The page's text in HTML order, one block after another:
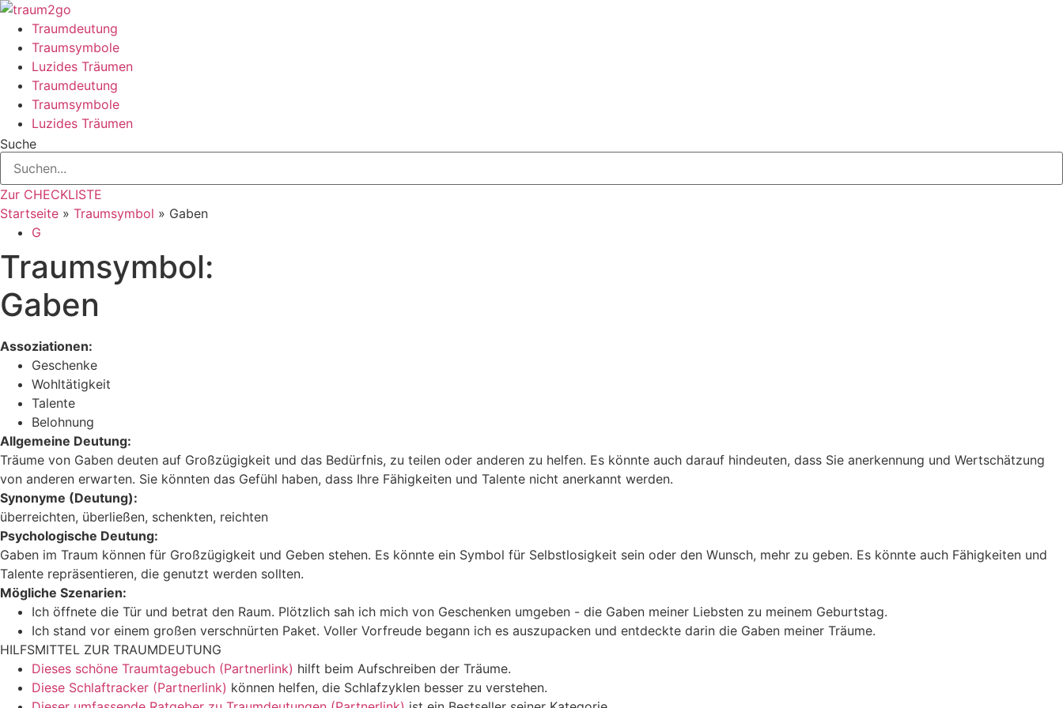
Zum
Inhalt
springen
Traumdeutung
Traumsymbole
Luzides Träumen
Traumdeutung
Traumsymbole
Luzides Träumen
Suche
Zur CHECKLISTE
Startseite » Traumsymbol » Gaben
G
Traumsymbol:
Gaben
Assoziationen:
Geschenke
Wohltätigkeit
Talente
Belohnung
Allgemeine Deutung:
Träume von Gaben deuten auf Großzügigkeit und das Bedürfnis, zu teilen oder anderen zu helfen. Es könnte auch darauf hindeuten, dass Sie anerkennung und Wertschätzung
von anderen erwarten. Sie könnten das Gefühl haben, dass Ihre Fähigkeiten und Talente nicht anerkannt werden.
Synonyme (Deutung):
überreichten, überließen, schenkten, reichten
Psychologische Deutung:
Gaben im Traum können für Großzügigkeit und Geben stehen. Es könnte ein Symbol für Selbstlosigkeit sein oder den Wunsch, mehr zu geben. Es könnte auch Fähigkeiten und
Talente repräsentieren, die genutzt werden sollten.
Mögliche Szenarien:
Ich öffnete die Tür und betrat den Raum. Plötzlich sah ich mich von Geschenken umgeben - die Gaben meiner Liebsten zu meinem Geburtstag.
Ich stand vor einem großen verschnürten Paket. Voller Vorfreude begann ich es auszupacken und entdeckte darin die Gaben meiner Träume.
HILFSMITTEL ZUR TRAUMDEUTUNG
Dieses schöne Traumtagebuch (Partnerlink) hilft beim Aufschreiben der Träume.
Diese Schlaftracker (Partnerlink) können helfen, die Schlafzyklen besser zu verstehen.